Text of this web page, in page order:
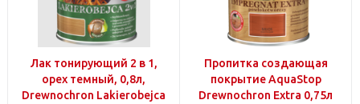
Лак тонирующий 2 в 1,
орех темный, 0,8л,
Drewnochron Lakierobejca
Пропитка создающая
покрытие AquaStop
Drewnochron Extra 0,75л